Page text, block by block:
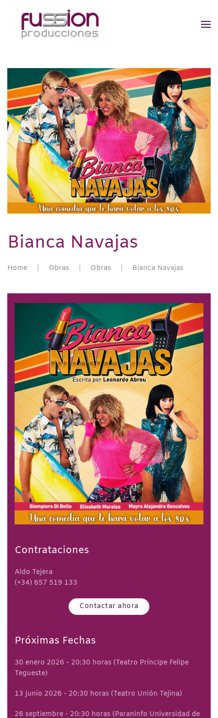
Bianca Navajas
Home Obras Obras Bianca Navajas
Contrataciones
Aldo Tejera
(+34) 657 519 133
Contactar ahora
Próximas Fechas
30 enero 2026 - 20:30 horas (Teatro Príncipe Felipe
Tegueste)
13 junio 2026 - 20:30 horas (Teatro Unión Tejina)
26 septiembre - 20:30 horas (Paraninfo Universidad de